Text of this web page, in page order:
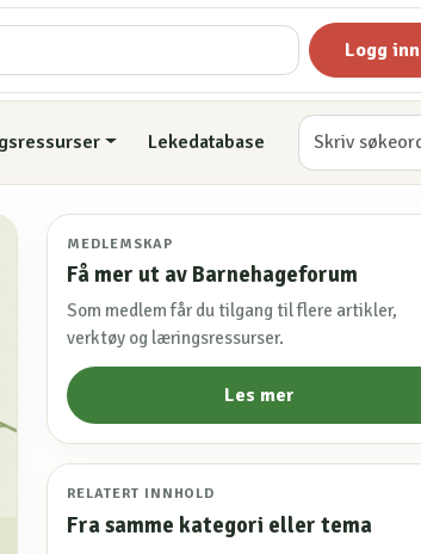
Logg inn
Lekedatabase
MEDLEMSKAP
Få mer ut av Barnehageforum
Som medlem får du tilgang til flere artikler,
verktøy og læringsressurser.
Les mer
RELATERT INNHOLD
Fra samme kategori eller tema